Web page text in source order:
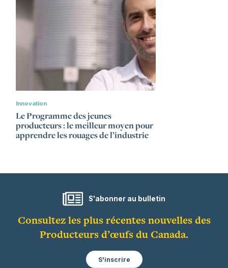
Innovation
Le Programme des jeunes
producteurs : le meilleur moyen pour
apprendre les rouages de l’industrie
S'abonner au bulletin
Consultez les plus récentes nouvelles des
Producteurs d’œufs du Canada.
S'inscrire